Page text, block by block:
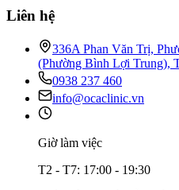
Liên hệ
336A Phan Văn Trị,
(Phường Bình Lợi Trung),
0938 237 460
info@ocaclinic.vn
Giờ làm việc
T2 - T7: 17:00 - 19:30